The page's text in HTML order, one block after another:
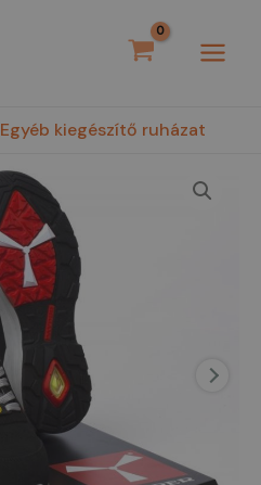
Egyéb kiegészítő ruházat